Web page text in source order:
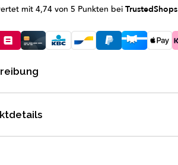
mit 4,74 von 5 Punkten beiTrustedShops